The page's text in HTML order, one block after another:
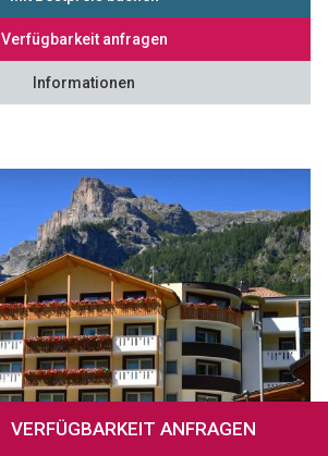
VERFÜGBARKEIT ANFRAGEN
Verfügbarkeit anfragen
Informationen